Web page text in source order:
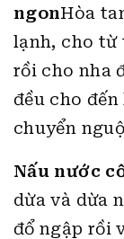
ngonHòa
lạnh, cho từ
rồi cho nha
đều cho
chuyển
Nấu nước
dừa và dừa
đổ ngập rồi